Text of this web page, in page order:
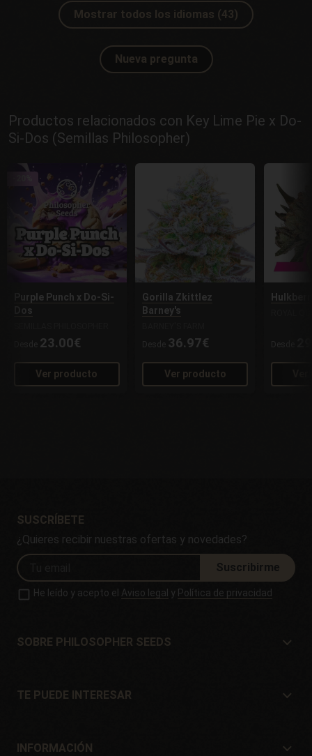
Mostrar todos los idiomas (43)
Nueva pregunta
Productos relacionados con Key Lime Pie x Do-
Si-Dos (Semillas Philosopher)
Purple Punch x Do-Si-
Dos
Desde 23.00€
Ver producto
Gorilla Zkittlez
Barney's
Desde 36.97€
Ver producto
Desde
SUSCRÍBETE
¿Quieres recibir nuestras ofertas y novedades?
Suscribirme
He leído y acepto el Aviso legal y Política de privacidad
SOBRE PHILOSOPHER SEEDS
Situación y Contacto
TE PUEDE INTERESAR
Ofertas
INFORMACIÓN